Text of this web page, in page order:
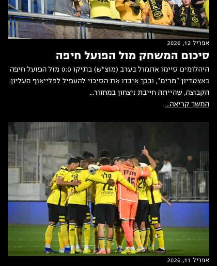
אפריל 12, 2026
סיכום המשחק מול הפועל חיפה
היהלומים סיימו אתמול בערב (מוצ"ש) בתיקו 0:0 מול הפועל חיפה
באצטדיון "מרים", ובכך איבדו את הסיכוי להעפיל לפלייאוף העליון.
הקבוצה, שהייתה חייבת ניצחון במחזור...
המשך קריאה...
אפריל 11, 2026